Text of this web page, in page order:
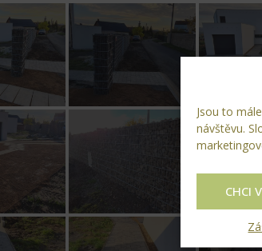
Jsou to
návštěvu.
CHCI